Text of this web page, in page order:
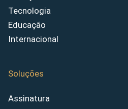
Tecnologia
Educação
Internacional
Soluções
Assinatura